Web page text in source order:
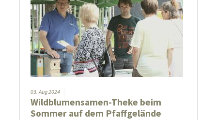
03. Aug2024
Wildblumensamen-Theke beim
Sommer auf dem Pfaffgelände